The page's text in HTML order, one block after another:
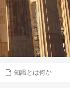
知識とは何か